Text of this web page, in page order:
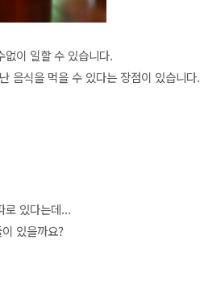
없이 일할 수 있습니다.
음식을 먹을 수 있다는 장점이 있습니다.
로 있다는데...
있을까요?